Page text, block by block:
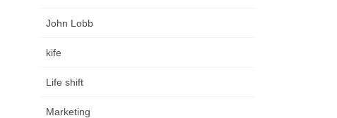
John Lobb
kife
Life shift
Marketing